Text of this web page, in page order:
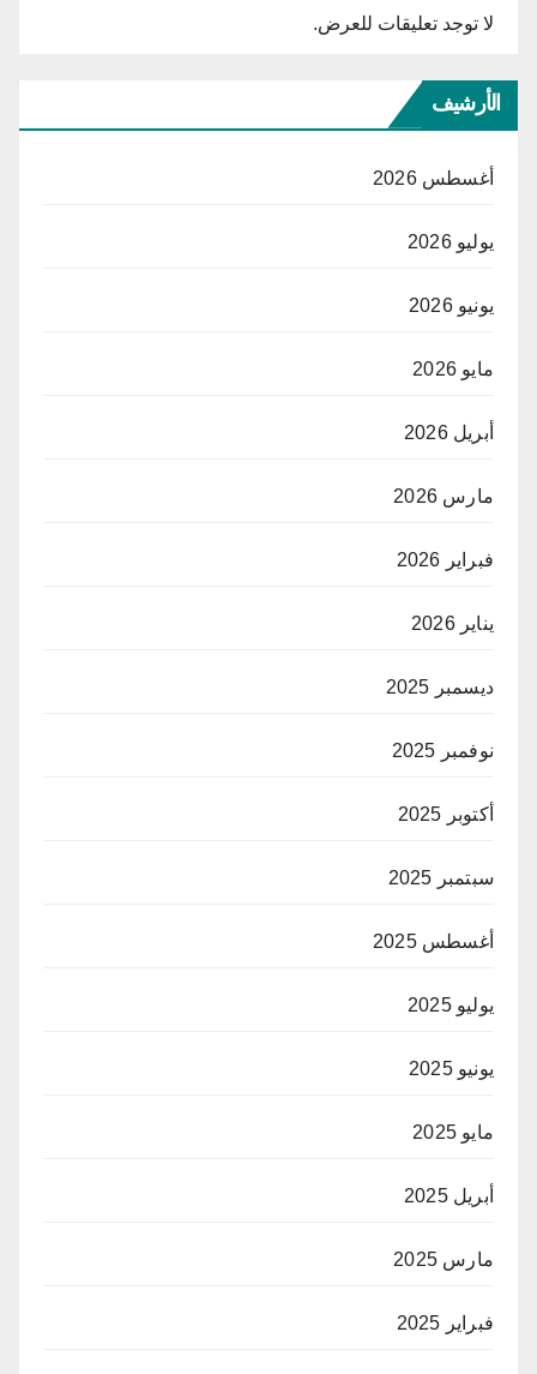
لا توجد تعليقات للعرض.
الأرشيف
أغسطس 2026
يوليو 2026
يونيو 2026
مايو 2026
أبريل 2026
مارس 2026
فبراير 2026
يناير 2026
ديسمبر 2025
نوفمبر 2025
أكتوبر 2025
سبتمبر 2025
أغسطس 2025
يوليو 2025
يونيو 2025
مايو 2025
أبريل 2025
مارس 2025
فبراير 2025